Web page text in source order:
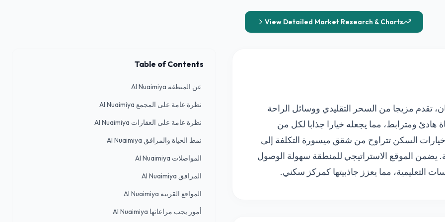
View Detailed Market Research & Charts
تقدم مزيجا من السحر التقليدي ووسائل الراحة
هادئ ومترابط، مما يجعله خيارا جذابا لكل من
السكن تتراوح من شقق ميسورة التكلفة إلى
يضمن الموقع الاستراتيجي للمنطقة سهولة الوصول
التعليمية، مما يعزز جاذبيتها كمركز سكني.
Table of Contents
عن المنطقة Al Nuaimiya
نظرة عامة على المجمع Al Nuaimiya
نظرة عامة على العقارات Al Nuaimiya
نمط الحياة والمرافق Al Nuaimiya
المواصلات Al Nuaimiya
المرافق Al Nuaimiya
المواقع القريبة Al Nuaimiya
أمور يجب مراعاتها Al Nuaimiya